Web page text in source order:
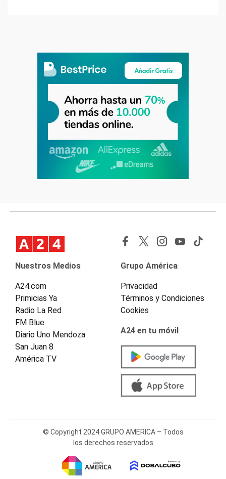
Nuestros Medios
A24.com
Primicias Ya
Radio La Red
FM Blue
Diario Uno Mendoza
San Juan 8
América TV
Grupo América
Privacidad
Términos y Condiciones
Cookies
A24 en tu móvil
© Copyright 2024 GRUPO AMERICA – Todos
los derechos reservados